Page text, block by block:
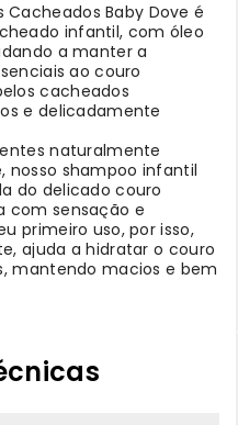
Cacheados Baby Dove é
infantil, com óleo
a manter a
ao couro
cacheados
e delicadamente
naturalmente
nosso shampoo infantil
do delicado couro
com sensação e
primeiro uso, por isso,
ajuda a hidratar o couro
mantendo macios e bem